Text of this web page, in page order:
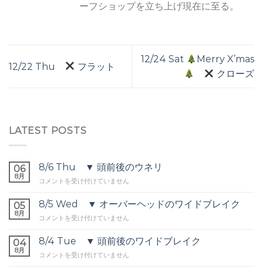
ーフショップを立ち上げ現在に至る。
12/22 Thu フラット
12/24 Sat
Merry X’mas
クローズ
LATEST POSTS
06
8月
8/6 Thu ▼ 頭前後のウネリ
8/6
▼
頭
前
の
ネ
コメントを受け付けていません
05
8月
8/5 Wed ▼ オーバーヘッドのワイドブレイク
8/5
▼
オ
ー
コメントを受け付けていません
04
8月
8/4 Tue ▼ 頭前後のワイドブレイク
8/4
コメントを受け付けていません